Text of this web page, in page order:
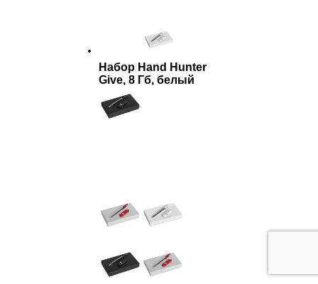
Набор Hand Hunter
Give, 8 Гб, белый